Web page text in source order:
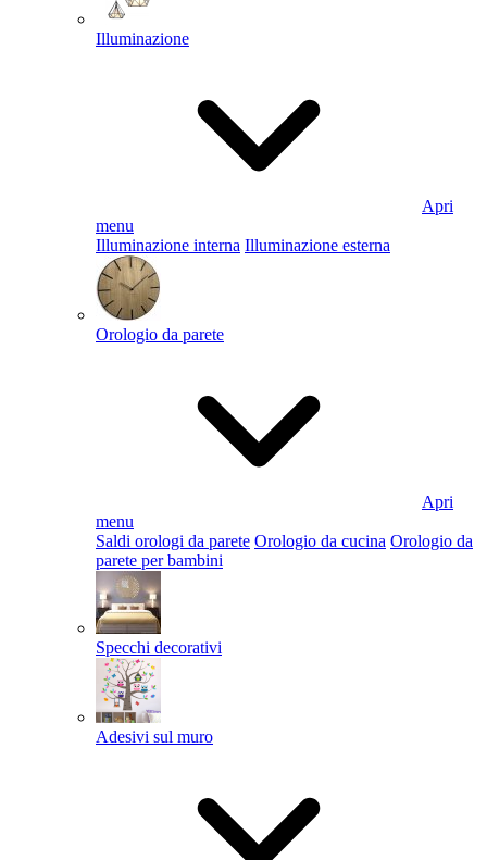
Illuminazione
Apri
menu
Illuminazione interna Illuminazione esterna
Orologio da parete
Apri
menu
Saldi orologi da parete Orologio da cucina Orologio da
parete per bambini
Specchi decorativi
Adesivi sul muro